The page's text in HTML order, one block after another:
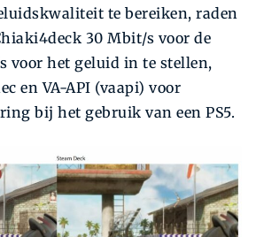
te bereiken, raden
30 Mbit/s voor de
voor het geluid in te stellen,
en VA-API (vaapi) voor
bij het gebruik van een PS5.